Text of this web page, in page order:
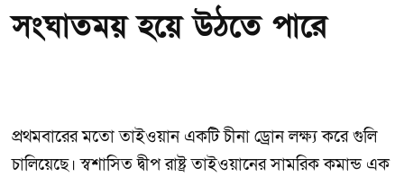
সংঘাতময় হয়ে উঠতে পারে
প্রথমবারের মতো তাইওয়ান একটি চীনা ড্রোন লক্ষ্য করে গুলি
চালিয়েছে। স্বশাসিত দ্বীপ রাষ্ট্র তাইওয়ানের সামরিক কমান্ড এক